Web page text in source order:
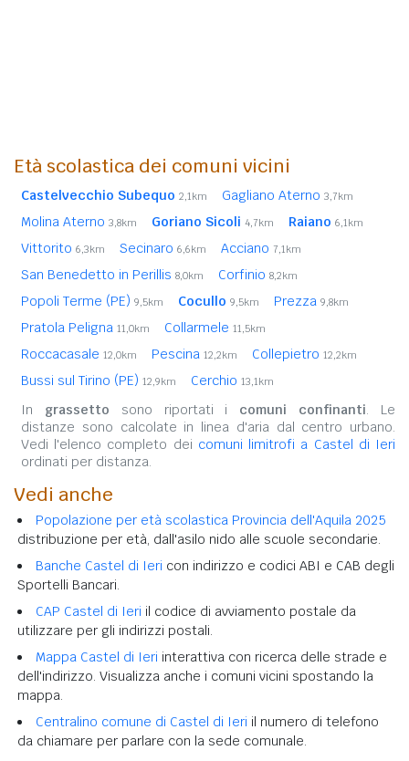
Età scolastica dei comuni vicini
Castelvecchio Subequo 2,1km Gagliano Aterno 3,7km
Molina Aterno 3,8km Goriano Sicoli 4,7km Raiano 6,1km
Vittorito 6,3km Secinaro 6,6km Acciano 7,1km
San Benedetto in Perillis 8,0km Corfinio 8,2km
Popoli Terme (PE) 9,5km Cocullo 9,5km Prezza 9,8km
Pratola Peligna 11,0km Collarmele 11,5km
Roccacasale 12,0km Pescina 12,2km Collepietro 12,2km
Bussi sul Tirino (PE) 12,9km Cerchio 13,1km
In grassetto sono riportati i comuni confinanti. Le
distanze sono calcolate in linea d'aria dal centro urbano.
Vedi l'elenco completo dei comuni limitrofi a Castel di Ieri
ordinati per distanza.
Vedi anche
Popolazione per età scolastica Provincia dell'Aquila 2025
distribuzione per età, dall'asilo nido alle scuole secondarie.
Banche Castel di Ieri con indirizzo e codici ABI e CAB degli
Sportelli Bancari.
CAP Castel di Ieri il codice di avviamento postale da
utilizzare per gli indirizzi postali.
Mappa Castel di Ieri interattiva con ricerca delle strade e
dell'indirizzo. Visualizza anche i comuni vicini spostando la
mappa.
Centralino comune di Castel di Ieri il numero di telefono
da chiamare per parlare con la sede comunale.